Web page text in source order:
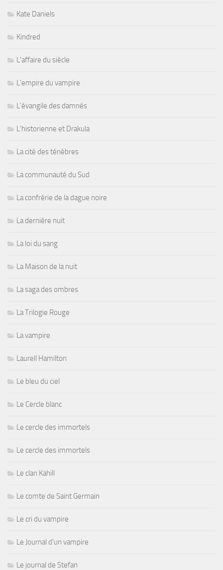
Kate Daniels
Kindred
L'affaire du siècle
L'empire du vampire
L'évangile des damnés
L'historienne et Drakula
La cité des ténèbres
La communauté du Sud
La confrérie de la dague noire
La dernière nuit
La loi du sang
La Maison de la nuit
La saga des ombres
La Trilogie Rouge
La vampire
Laurell Hamilton
Le bleu du ciel
Le Cercle blanc
Le cercle des immortels
Le cercle des immortels
Le clan Kahill
Le comte de Saint Germain
Le cri du vampire
Le Journal d'un vampire
Le journal de Stefan